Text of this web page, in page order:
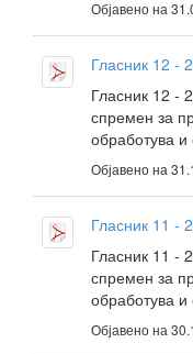
Објавено на
Гласник
Гласник 12 -
спремен за
обработува и
Објавено на
Гласник
Гласник 11 -
спремен за
обработува и
Објавено на